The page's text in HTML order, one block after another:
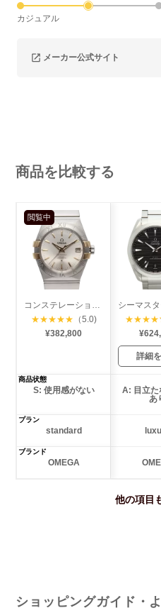
カジュアル
メーカー公式サイト
商品を比較する
閲覧中
★★★★★ （5.0)
¥382,800
★★★★
詳細
商品状態
S: 使用感がない
A: 目立た
あ
プラン
standard
ブランド
OMEGA
他の項目
ショッピングガイド・